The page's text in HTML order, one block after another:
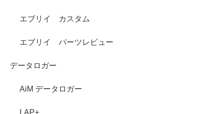
エブリイ カスタム
エブリイ パーツレビュー
データロガー
AiM データロガー
LAP+